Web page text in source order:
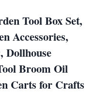
Tool ​Box ​Set,
Accessories,
Dollhouse
Broom Oil
Carts for Crafts